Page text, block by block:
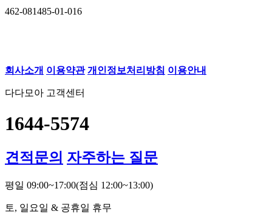
462-081485-01-016
회사소개 이용약관 개인정보처리방침 이용안내
다다모아 고객센터
1644-5574
견적문의 자주하는 질문
평일 09:00~17:00(점심 12:00~13:00)
토, 일요일 & 공휴일 휴무